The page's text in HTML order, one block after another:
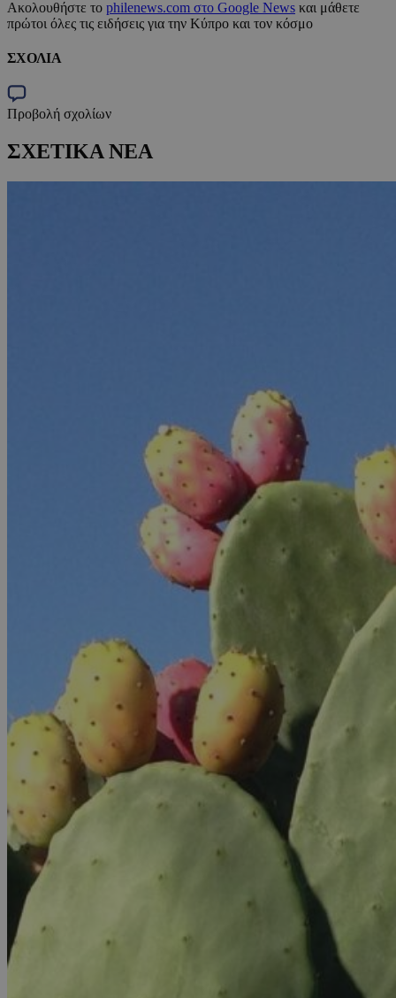
Ακολουθήστε το philenews.com στο Google News και μάθετε
πρώτοι όλες τις ειδήσεις για την Κύπρο και τον κόσμο
ΣΧΟΛΙΑ
Προβολή σχολίων
ΣΧΕΤΙΚΑ ΝΕΑ